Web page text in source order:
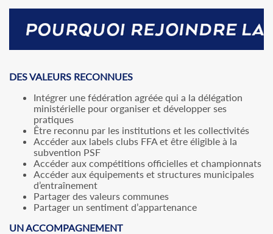
DES VALEURS RECONNUES
Intégrer une fédération agréée qui a la délégation
ministérielle pour organiser et développer ses
pratiques
Être reconnu par les institutions et les collectivités
Accéder aux labels clubs FFA et être éligible à la
subvention PSF
Accéder aux compétitions officielles et championnats
Accéder aux équipements et structures municipales
d’entraînement
Partager des valeurs communes
Partager un sentiment d’appartenance
UN ACCOMPAGNEMENT